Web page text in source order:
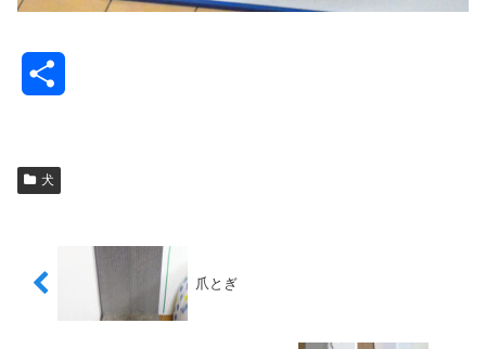
犬
爪とぎ